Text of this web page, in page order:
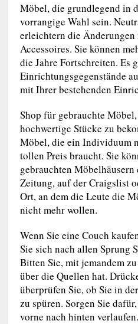
Möbel, die grundlegend in
vorrangige Wahl sein.
erleichtern die
Accessoires. Sie können
die Jahre Fortschreiten. Es
Einrichtungsgegenstände
mit Ihrer bestehenden
Shop für gebrauchte
hochwertige Stücke zu
Möbel, die ein Individuum
tollen Preis braucht. Sie
gebrauchten
Zeitung, auf der Craigslist
Ort, an dem die Leute die
nicht mehr wollen.
Wenn Sie eine Couch
Sie sich nach allen Sprung
Bitten Sie, mit jemandem
über die Quellen hat.
überprüfen Sie, ob Sie in
zu spüren. Sorgen Sie
vorne nach hinten verlaufen.